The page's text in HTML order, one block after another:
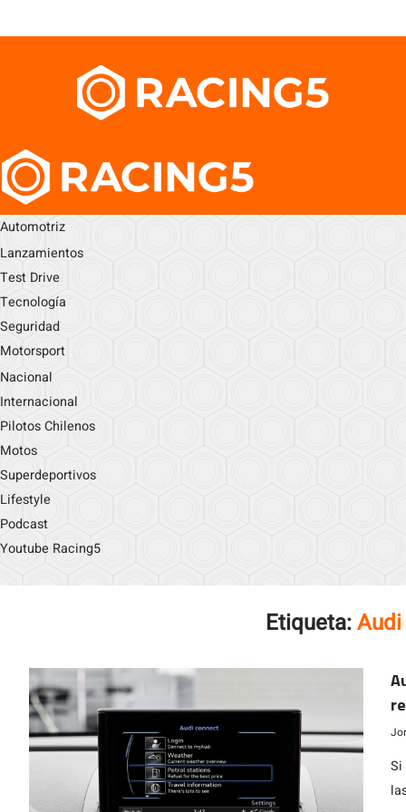
Automotriz
Lanzamientos
Test Drive
Tecnología
Seguridad
Motorsport
Nacional
Internacional
Pilotos Chilenos
Motos
Superdeportivos
Lifestyle
Podcast
Youtube Racing5
Etiqueta:
Si